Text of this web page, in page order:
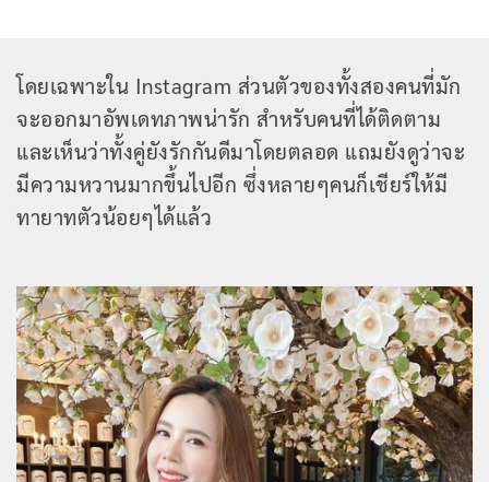
โดยเฉพาะใน Instagram ส่วนตัวของทั้งสองคนที่มัก
จะออกมาอัพเดทภาพน่ารัก สำหรับคนที่ได้ติดตาม
และเห็นว่าทั้งคู่ยังรักกันดีมาโดยตลอด แถมยังดูว่าจะ
มีความหวานมากขึ้นไปอีก ซึ่งหลายๆคนก็เชียร์ให้มี
ทายาทตัวน้อยๆได้แล้ว